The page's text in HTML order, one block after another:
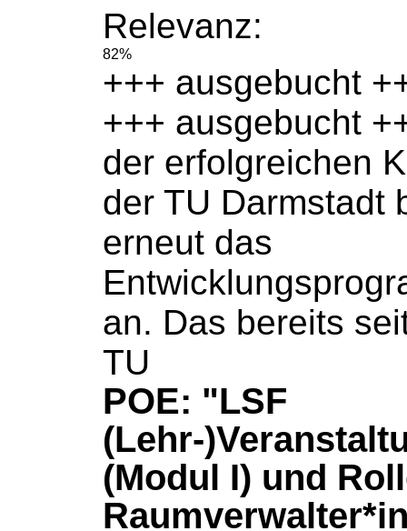
Relevanz:
82%
+++ ausgebucht
+++ ausgebucht
der erfolgreichen
der TU Darmstadt
erneut das
an. Das bereits
TU
POE: "LSF
(Lehr-
(Modul I) und